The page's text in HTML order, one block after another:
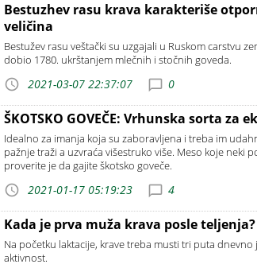
Bestuzhev rasu krava karakteriše
veličina
Bestužev rasu veštački su uzgajali u Ruskom carstvu
dobio 1780. ukrštanjem mlečnih i stočnih goveda.
2021-03-07 22:37:07 0
ŠKOTSKO GOVEČE: Vrhunska sorta za
Idealno za imanja koja su zaboravljena i treba im
pažnje traži a uzvraća višestruko više. Meso koje neki
proverite je da gajite škotsko goveče.
2021-01-17 05:19:23 4
Kada je prva muža krava posle teljenja?
Na početku laktacije, krave treba musti tri puta
aktivnost.